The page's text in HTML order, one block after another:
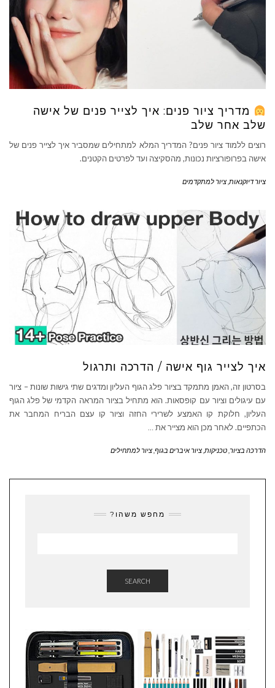
מדריך ציור פנים: איך לצייר פנים של אישה
שלב אחר שלב
רוצים ללמוד ציור פנים? המדריך המלא למתחילים שמסביר איך לצייר פנים של
אישה בפרופורציות נכונות, מהסקיצה ועד לפרטים הקטנים.
ציור דיוקנאות ציור למתקדמים
איך לצייר גוף אישה / הדרכה ותרגול
בסרטון זה, האמן מתמקד בציור פלג הגוף העליון ומדגים שתי גישות שונות – ציור
עם עיגולים וציור עם קופסאות. הוא מתחיל בציור המראה הקדמי של פלג הגוף
העליון, חלוקת קו האמצע לשרירי החזה וציור קו עצם הבריח המחבר את
הכתפיים. לאחר מכן הוא מצייר את …
הדרכה בציור טכניקות ציור איברים בגוף ציור למתחילים
מחפש משהו?
SEARCH